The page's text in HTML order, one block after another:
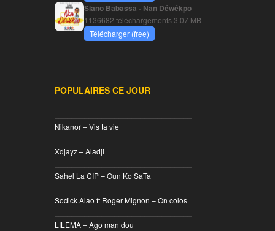
Siano Babassa - Nan Déwékpo
1136682 téléchargements3.07 MB
Télécharger (free)
POPULAIRES CE JOUR
Nikanor – Vis ta vie
Xdjayz – Aladji
Sahel La CIP – Oun Ko SaTa
Sodick Alao ft Roger Mignon – On colos
LILEMA – Ago man dou